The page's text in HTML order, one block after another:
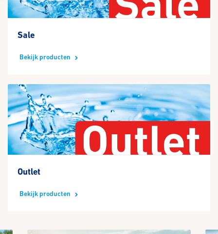
Sale
Bekijk producten
Outlet
Bekijk producten